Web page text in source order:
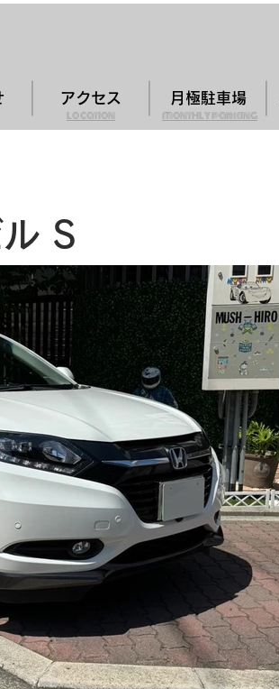
アクセス
location
月極駐車場
monthly parking
S